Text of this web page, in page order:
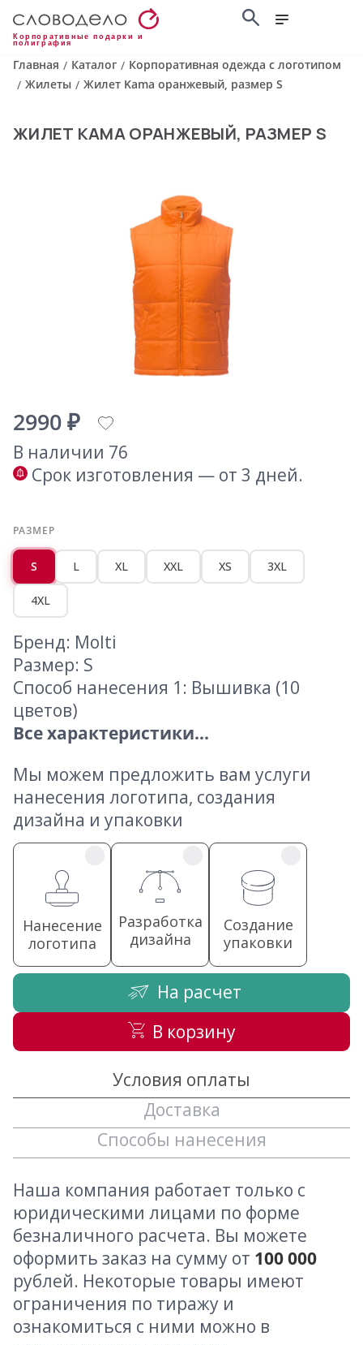
Корпоративные подарки и
полиграфия
Главная / Каталог / Корпоративная одежда с логотипом
/ Жилеты / Жилет Kama оранжевый, размер S
ЖИЛЕТ KAMA ОРАНЖЕВЫЙ, РАЗМЕР S
2990 ₽
В наличии 76
Срок изготовления — от 3 дней.
РАЗМЕР
S L XL XXL XS 3XL
4XL
Бренд: Molti
Размер: S
Способ нанесения 1: Вышивка (10
цветов)
Все характеристики...
Мы можем предложить вам услуги
нанесения логотипа, создания
дизайна и упаковки
Нанесение
логотипа
Разработка
дизайна
Создание
упаковки
На расчет
В корзину
Условия оплаты
Доставка
Способы нанесения
Наша компания работает только с
юридическими лицами по форме
безналичного расчета. Вы можете
оформить заказ на сумму от 100 000
рублей. Некоторые товары имеют
ограничения по тиражу и
ознакомиться с ними можно в